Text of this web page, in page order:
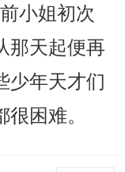
小姐初次
那天起便再
少年天才们
困难。